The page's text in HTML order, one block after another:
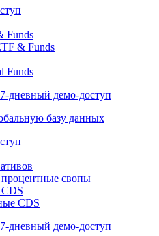
7-дневный
базу данных
& Funds
Funds
7-дневный
базу данных
свопы